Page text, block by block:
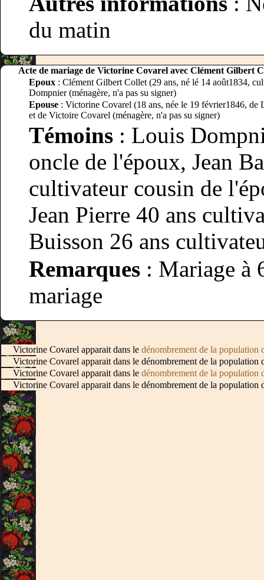
du matin
Acte de mariage de Victorine Covarel avec Clément Gilbert
Epoux : Clément Gilbert Collet (29 ans, né lé 14 août1834,
Dompnier (ménagère, n'a pas su signer)
Epouse : Victorine Covarel (18 ans, née le 19 février1846, de
et de Victoire Covarel (ménagère, n'a pas su signer)
Témoins : Louis
oncle de l'époux, Jean
cultivateur cousin de
Jean Pierre 40 ans
Buisson 26 ans
Remarques : Mariage à
mariage
Victorine Covarel apparait dans le dénombrement de la population
Victorine Covarel apparait dans le dénombrement de la population
Victorine Covarel apparait dans le dénombrement de la population
Victorine Covarel apparait dans le dénombrement de la population